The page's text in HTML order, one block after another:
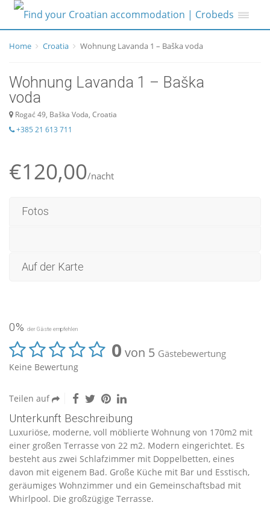
Home Croatia Wohnung Lavanda 1 – Baška voda
Wohnung Lavanda 1 – Baška
voda
Rogać 49, Baška Voda, Croatia
+385 21 613 711
€120,00/nacht
Fotos
Auf der Karte
0% der Gäste empfehlen
0 von 5 Gästebewertung
Keine Bewertung
Teilen auf
Unterkunft Beschreibung
Luxuriöse, moderne, voll möblierte Wohnung von 170m2 mit
einer großen Terrasse von 22 m2. Modern eingerichtet. Es
besteht aus zwei Schlafzimmer mit Doppelbetten, eines
davon mit eigenem Bad. Große Küche mit Bar und Esstisch,
geräumiges Wohnzimmer und ein Gemeinschaftsbad mit
Whirlpool. Die großzügige Terrasse.